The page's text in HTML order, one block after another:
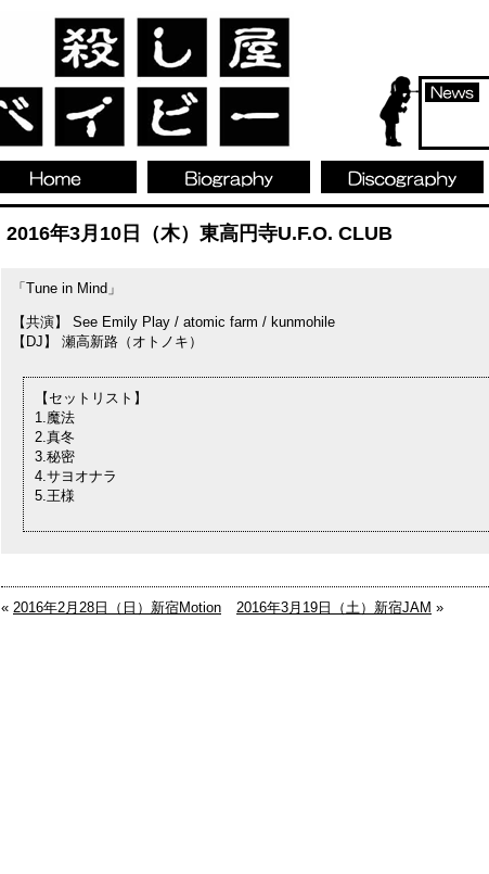
2016年3月10日（木）東高円寺U.F.O. CLUB
「Tune in Mind」
【共演】 See Emily Play / atomic farm / kunmohile
【DJ】 瀬高新路（オトノキ）
【セットリスト】
1.魔法
2.真冬
3.秘密
4.サヨオナラ
5.王様
« 2016年2月28日（日）新宿Motion 2016年3月19日（土）新宿JAM »